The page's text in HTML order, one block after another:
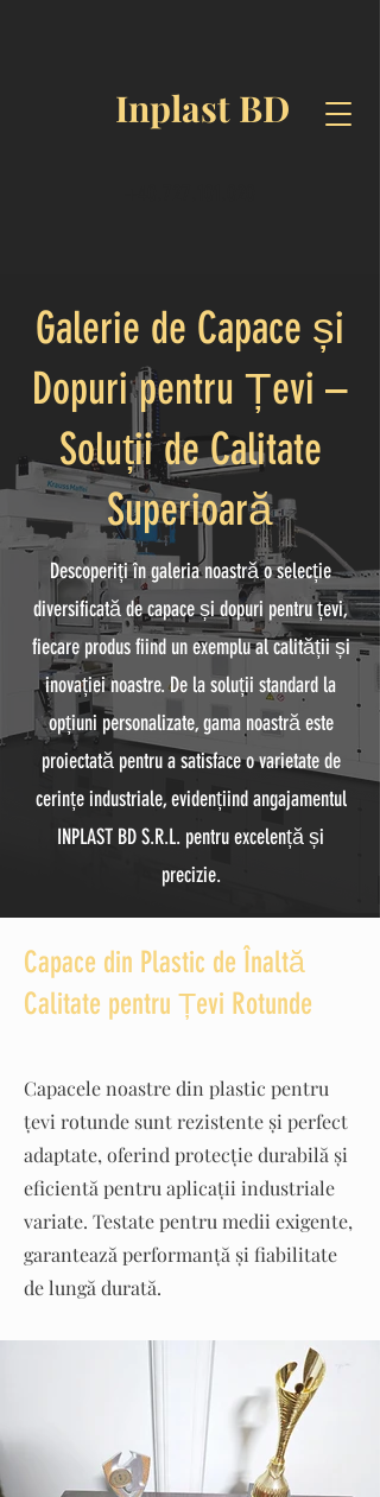
Inplast BD
Galerie de Capace și
Dopuri pentru Țevi –
Soluții de Calitate
Superioară
Descoperiți în galeria noastră o selecție
diversificată de capace și dopuri pentru țevi,
fiecare produs fiind un exemplu al calității și
inovației noastre. De la soluții standard la
opțiuni personalizate, gama noastră este
proiectată pentru a satisface o varietate de
cerințe industriale, evidențiind angajamentul
INPLAST BD S.R.L. pentru excelență și
precizie.
Capace din Plastic de Înaltă
Calitate pentru Țevi Rotunde
Capacele noastre din plastic pentru
țevi rotunde sunt rezistente și perfect
adaptate, oferind protecție durabilă și
eficientă pentru aplicații industriale
variate. Testate pentru medii exigente,
garantează performanță și fiabilitate
de lungă durată.